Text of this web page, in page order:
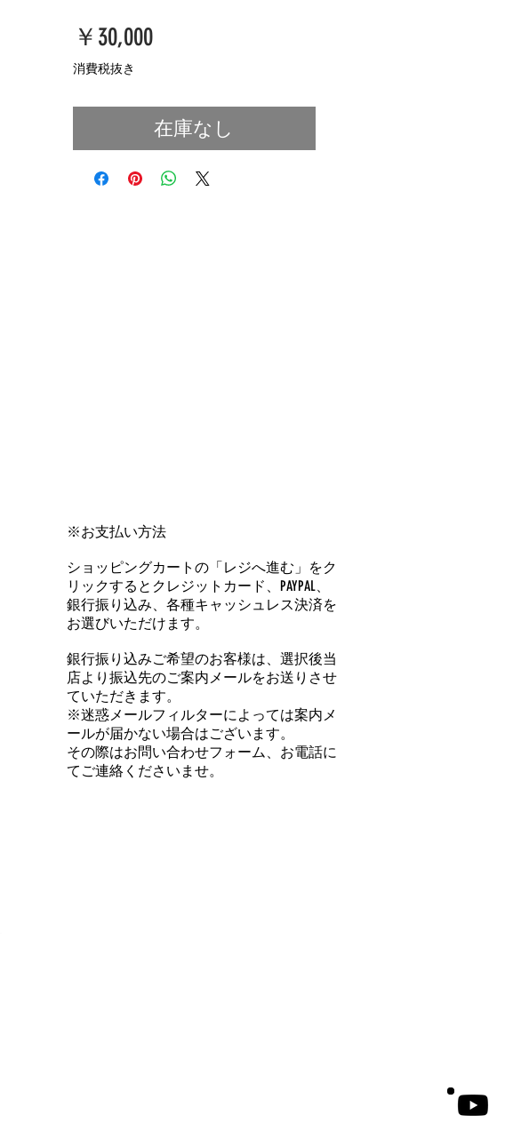
￥30,000価
消費税抜き
在庫なし
※お支払い方法
ショッピングカートの「レジへ進む」をク
リックするとクレジットカード、PAYPAL、
銀行振り込み、各種キャッシュレス決済を
お選びいただけます。
銀行振り込みご希望のお客様は、選択後当
店より振込先のご案内メールをお送りさせ
ていただきます。
※迷惑メールフィルターによっては案内メ
ールが届かない場合はございます。
その際はお問い合わせフォーム、お電話に
てご連絡くださいませ。